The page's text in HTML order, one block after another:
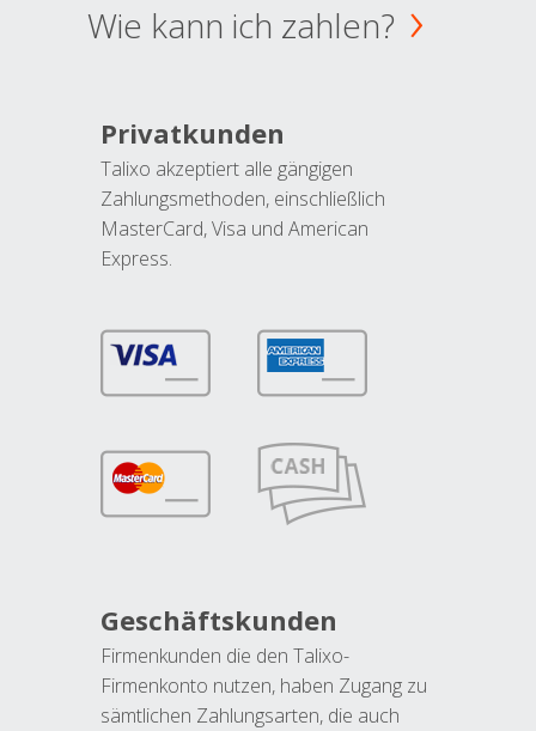
Wie kann ich zahlen?
Privatkunden
Talixo akzeptiert alle gängigen
Zahlungsmethoden, einschließlich
MasterCard, Visa und American
Express.
Geschäftskunden
Firmenkunden die den Talixo-
Firmenkonto nutzen, haben Zugang zu
sämtlichen Zahlungsarten, die auch